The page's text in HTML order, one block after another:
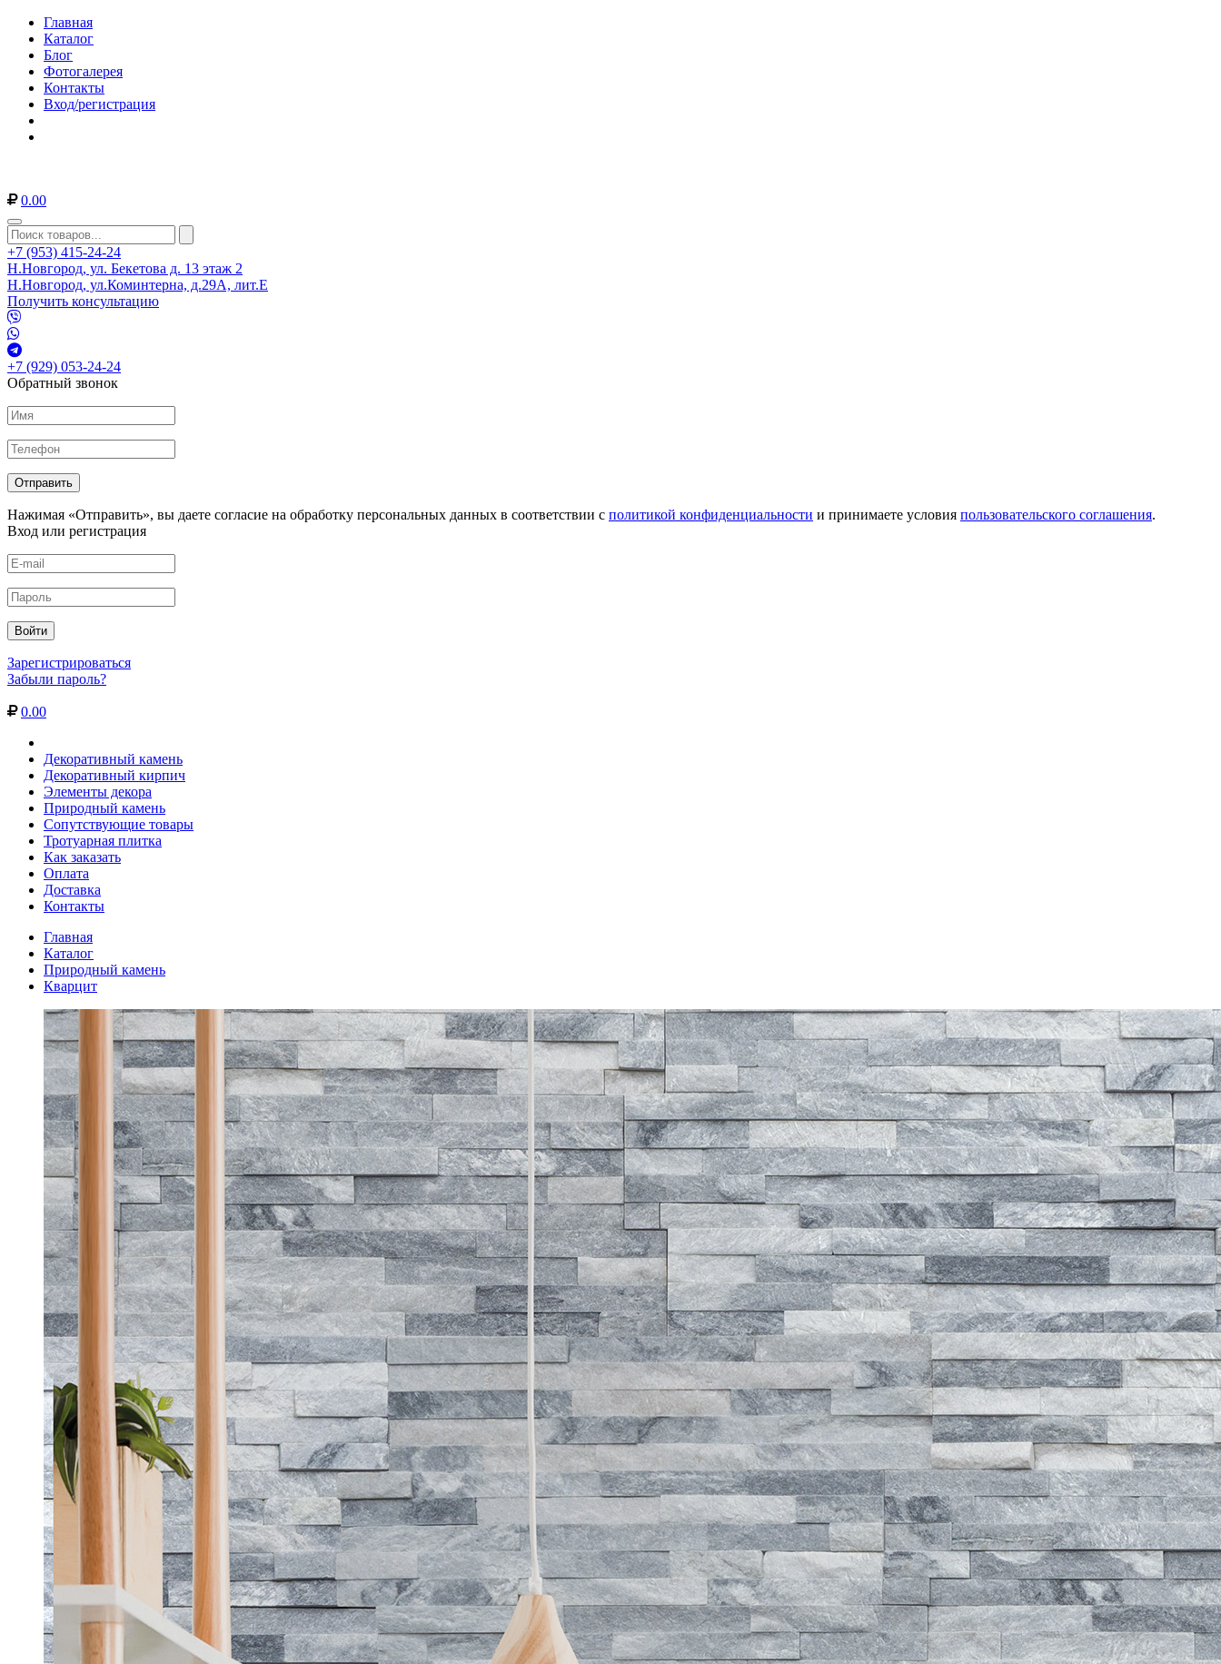
Главная
Каталог
Блог
Фотогалерея
Контакты
Вход/регистрация
0.00
+7 (953) 415-24-24
Н.Новгород, ул. Бекетова д. 13 этаж 2
Н.Новгород, ул.Коминтерна, д.29А, лит.Е
Получить консультацию
+7 (929) 053-24-24
Обратный звонок
Нажимая «Отправить», вы даете согласие на обработку персональных данных в соответствии с политикой конфиденциальности и принимаете условия пользовательского соглашения.
Вход или регистрация
Зарегистрироваться
Забыли пароль?
0.00
Декоративный камень
Декоративный кирпич
Элементы декора
Природный камень
Сопутствующие товары
Тротуарная плитка
Как заказать
Оплата
Доставка
Контакты
Главная
Каталог
Природный камень
Кварцит